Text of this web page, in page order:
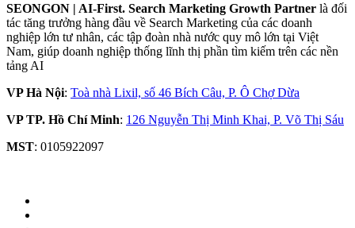
SEONGON | AI-First. Search Marketing Growth Partner là đối
tác tăng trưởng hàng đầu về Search Marketing của các doanh
nghiệp lớn tư nhân, các tập đoàn nhà nước quy mô lớn tại Việt
Nam, giúp doanh nghiệp thống lĩnh thị phần tìm kiếm trên các nền
tảng AI
VP Hà Nội: Toà nhà Lixil, số 46 Bích Câu, P. Ô Chợ Dừa
VP TP. Hồ Chí Minh: 126 Nguyễn Thị Minh Khai, P. Võ Thị Sáu
MST: 0105922097